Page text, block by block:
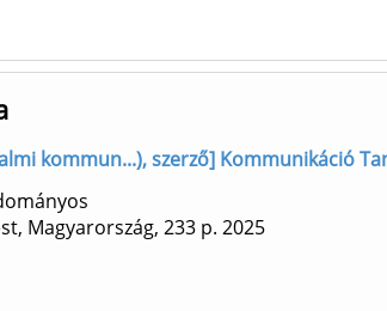
kommun...), szerző] Kommunikáció
Magyarország, 233 p. 2025